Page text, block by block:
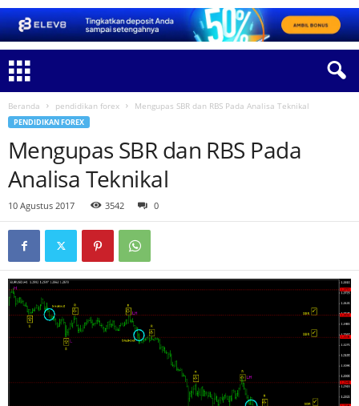
Beranda pendidikan forex Mengupas SBR dan RBS Pada Analisa Teknikal
PENDIDIKAN FOREX
Mengupas SBR dan RBS Pada
Analisa Teknikal
10 Agustus 2017 3542 0